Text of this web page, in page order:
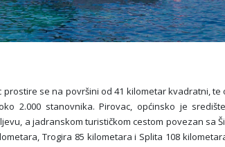
prostire se na površini od 41 kilometar kvadratni, te
2.000 stanovnika. Pirovac, općinsko je
a jadranskom turističkom cestom povezan sa
Trogira 85 kilometara i Splita 108